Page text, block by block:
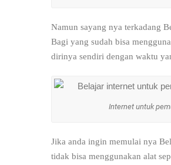
Namun sayang nya terkadang
Bagi yang sudah bisa
dirinya sendiri dengan waktu
Internet untuk
Jika anda ingin memulai nya
tidak bisa menggunakan alat